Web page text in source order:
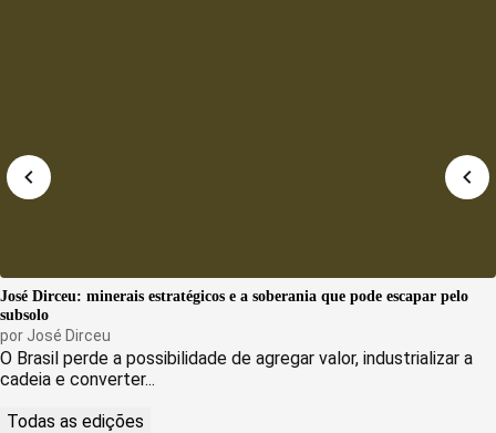
José Dirceu: minerais estratégicos e a soberania que pode escapar pelo
subsolo
por José Dirceu
O Brasil perde a possibilidade de agregar valor, industrializar a
cadeia e converter...
Todas as edições